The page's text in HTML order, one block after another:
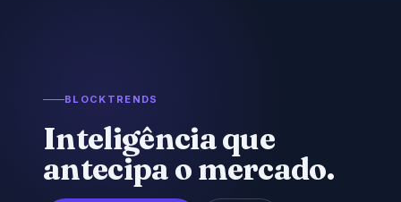
BLOCKTRENDS
Inteligência que
antecipa o mercado.